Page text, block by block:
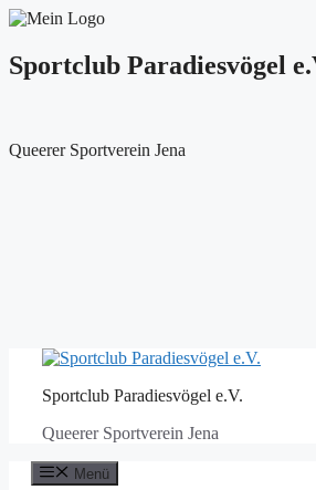
Sportclub Paradiesvögel
Queerer Sportverein Jena
springenSportclub Paradiesvögel e.V.
Queerer Sportverein Jena
Menü